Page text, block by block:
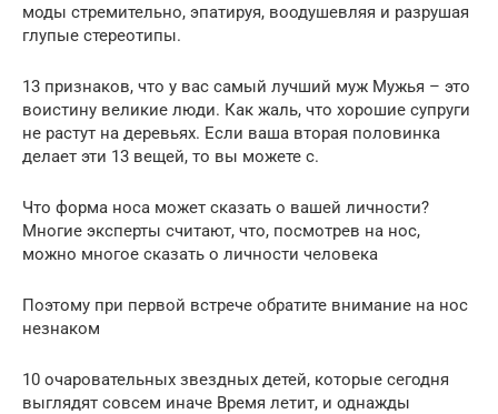
моды стремительно, эпатируя, воодушевляя и разрушая
глупые стереотипы.
13 признаков, что у вас самый лучший муж Мужья – это
воистину великие люди. Как жаль, что хорошие супруги
не растут на деревьях. Если ваша вторая половинка
делает эти 13 вещей, то вы можете с.
Что форма носа может сказать о вашей личности?
Многие эксперты считают, что, посмотрев на нос,
можно многое сказать о личности человека
Поэтому при первой встрече обратите внимание на нос
незнаком
10 очаровательных звездных детей, которые сегодня
выглядят совсем иначе Время летит, и однажды